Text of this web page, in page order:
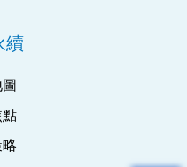
續
點